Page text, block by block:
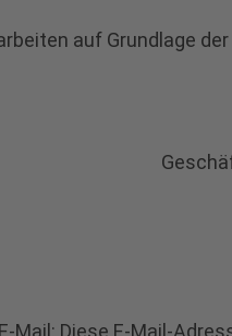
auf Grundlage der
E-Mail: Diese E-Mail-